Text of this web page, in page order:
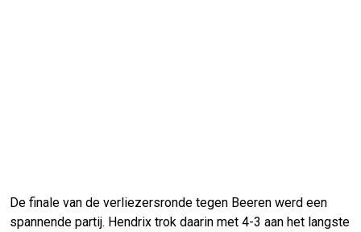
De finale van de verliezersronde tegen Beeren werd een
spannende partij. Hendrix trok daarin met 4-3 aan het langste